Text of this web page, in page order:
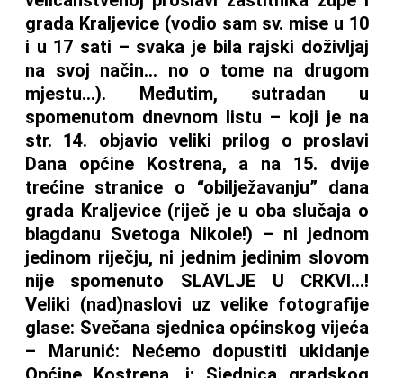
grada Kraljevice (vodio sam sv. mise u 10
i u 17 sati – svaka je bila rajski doživljaj
na svoj način… no o tome na drugom
mjestu…). Međutim, sutradan u
spomenutom dnevnom listu – koji je na
str. 14. objavio veliki prilog o proslavi
Dana općine Kostrena, a na 15. dvije
trećine stranice o “obilježavanju” dana
grada Kraljevice (riječ je u oba slučaja o
blagdanu Svetoga Nikole!) – ni jednom
jedinom riječju, ni jednim jedinim slovom
nije spomenuto SLAVLJE U CRKVI…!
Veliki (nad)naslovi uz velike fotografije
glase: Svečana sjednica općinskog vijeća
– Marunić: Nećemo dopustiti ukidanje